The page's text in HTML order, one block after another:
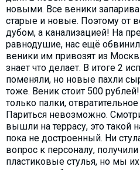
новыми. Все веники
старые и новые. Поэтому от
дубом, а канализацией! На
равнодушие, нас ещё
веники им привозят из
знает что делает. В итоге 2
поменяли, но новые пахли
тоже. Веник стоит 500
только палки,
Париться невозможно.
вышли на террасу, это такой
пока не достроенный. Ни
вопрос к персоналу, получили
пластиковые стулья, но мы